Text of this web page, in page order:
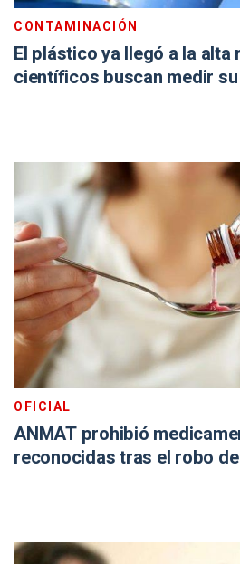
CONTAMINACIÓN
El plástico ya llegó a la alta
científicos buscan medir
OFICIAL
ANMAT prohibió
reconocidas tras el robo